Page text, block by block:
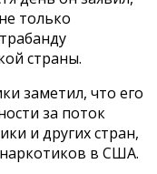
только
страны.
заметил, что его
за поток
и других стран,
в США.